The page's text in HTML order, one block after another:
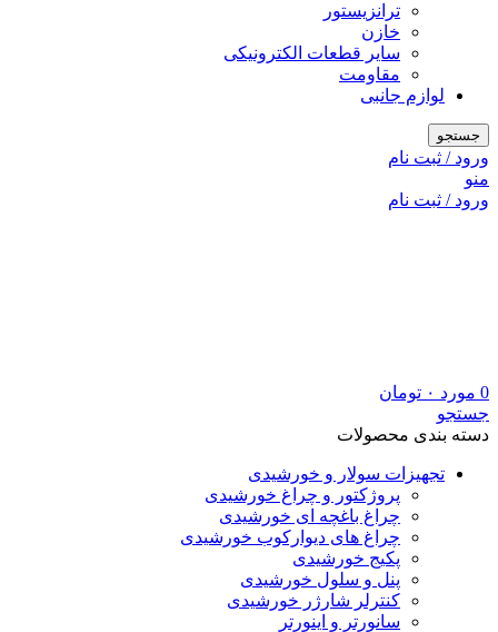
ترانزیستور
خازن
سایر قطعات الکترونیکی
مقاومت
لوازم جانبی
جستجو
ورود / ثبت نام
منو
ورود / ثبت نام
0 مورد ۰ تومان
جستجو
دسته بندی محصولات
تجهیزات سولار و خورشیدی
پروژکتور و چراغ خورشیدی
چراغ باغچه ای خورشیدی
چراغ های دیوارکوب خورشیدی
پکیج خورشیدی
پنل و سلول خورشیدی
کنترلر شارژر خورشیدی
سانورتر و اینورتر